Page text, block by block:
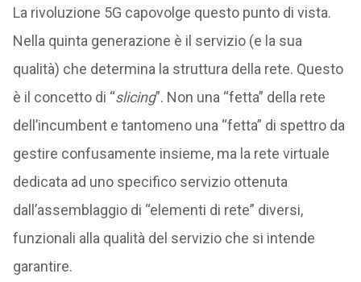
La rivoluzione 5G capovolge questo punto di vista.
Nella quinta generazione è il servizio (e la sua
qualità) che determina la struttura della rete. Questo
è il concetto di “slicing”. Non una “fetta” della rete
dell’incumbent e tantomeno una “fetta” di spettro da
gestire confusamente insieme, ma la rete virtuale
dedicata ad uno specifico servizio ottenuta
dall’assemblaggio di “elementi di rete” diversi,
funzionali alla qualità del servizio che si intende
garantire.